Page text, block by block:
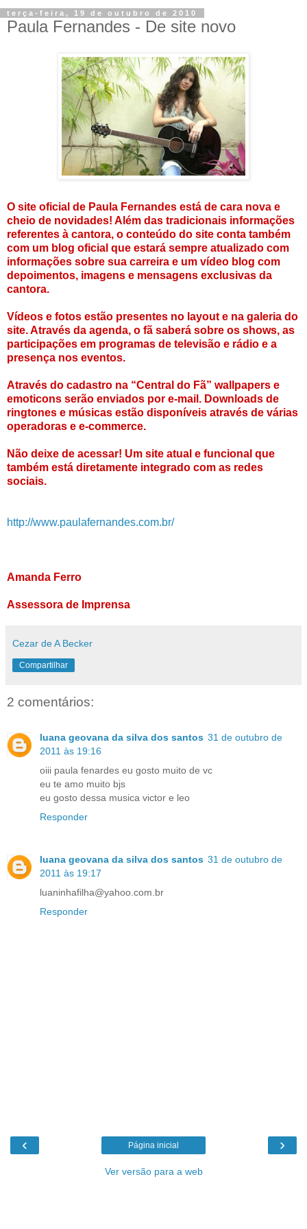
terça-feira, 19 de outubro de 2010
Paula Fernandes - De site novo
O site oficial de Paula Fernandes está de cara nova e
cheio de novidades! Além das tradicionais informações
referentes à cantora, o conteúdo do site conta também
com um blog oficial que estará sempre atualizado com
informações sobre sua carreira e um vídeo blog com
depoimentos, imagens e mensagens exclusivas da
cantora.
Vídeos e fotos estão presentes no layout e na galeria do
site. Através da agenda, o fã saberá sobre os shows, as
participações em programas de televisão e rádio e a
presença nos eventos.
Através do cadastro na “Central do Fã” wallpapers e
emoticons serão enviados por e-mail. Downloads de
ringtones e músicas estão disponíveis através de várias
operadoras e e-commerce.
Não deixe de acessar! Um site atual e funcional que
também está diretamente integrado com as redes
sociais.
http://www.paulafernandes.com.br/
Amanda Ferro
Assessora de Imprensa
Cezar de A Becker
Compartilhar
2 comentários:
luana geovana da silva dos santos 31 de outubro de
2011 às 19:16
oiii paula fenardes eu gosto muito de vc
eu te amo muito bjs
eu gosto dessa musica victor e leo
Responder
luana geovana da silva dos santos 31 de outubro de
2011 às 19:17
luaninhafilha@yahoo.com.br
Responder
‹ ›
Página inicial
Ver versão para a web